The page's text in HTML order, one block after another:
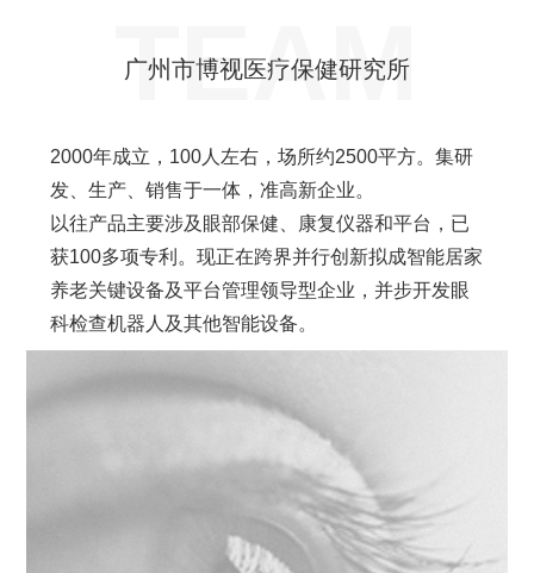
TEAM
广州市博视医疗保健研究所
2000年成立，100人左右，场所约2500平方。集研
发、生产、销售于一体，准高新企业。
以往产品主要涉及眼部保健、康复仪器和平台，已
获100多项专利。现正在跨界并行创新拟成智能居家
养老关键设备及平台管理领导型企业，并步开发眼
科检查机器人及其他智能设备。